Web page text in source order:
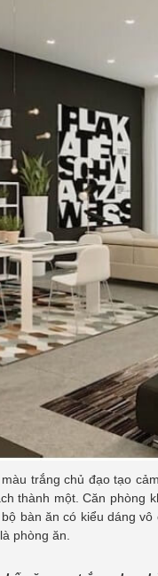
trắng chủ đạo tạo
thành một. Căn phòng
bàn ăn có kiểu dáng
phòng ăn.